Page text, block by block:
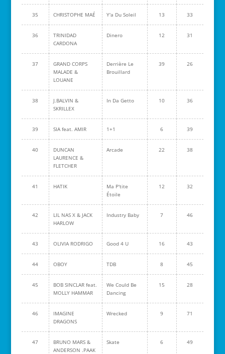
35 CHRISTOPHE MAÉ Y'a Du Soleil 13 33
36
TRINIDAD
CARDONA
Dinero 12 31
37
GRAND CORPS
MALADE &
LOUANE
Derrière Le
Brouillard
39 26
38
J.BALVIN &
SKRILLEX
In Da Getto 10 36
39 SIA feat. AMIR 1+1 6 39
40
DUNCAN
LAURENCE &
FLETCHER
Arcade 22 38
41 HATIK
Ma P'tite
Étoile
12 32
42
LIL NAS X & JACK
HARLOW
Industry Baby 7 46
43 OLIVIA RODRIGO Good 4 U 16 43
44 OBOY TDB 8 45
45
BOB SINCLAR feat.
MOLLY HAMMAR
We Could Be
Dancing
15 28
46
IMAGINE
DRAGONS
Wrecked 9 71
47
BRUNO MARS &
ANDERSON .PAAK
Skate 6 49